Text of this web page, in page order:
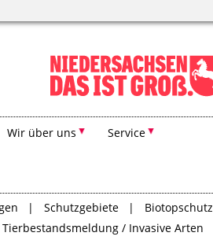
Wir über uns Service
Schutzgebiete
Biotopschutz
/ Invasive Arten